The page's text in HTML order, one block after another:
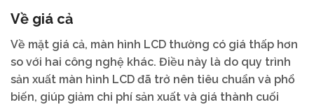
Về giá cả
Về mặt giá cả, màn hình LCD thường có giá thấp hơn
so với hai công nghệ khác. Điều này là do quy trình
sản xuất màn hình LCD đã trở nên tiêu chuẩn và phổ
biến, giúp giảm chi phí sản xuất và giá thành cuối